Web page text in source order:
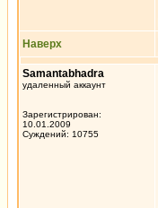
Наверх
Samantabhadra
удаленный аккаунт
Зарегистрирован:
10.01.2009
Суждений: 10755